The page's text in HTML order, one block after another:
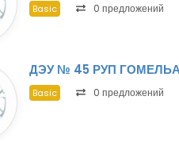
Basic 0 предложений
ДЭУ № 45 РУП
Basic 0 предложений